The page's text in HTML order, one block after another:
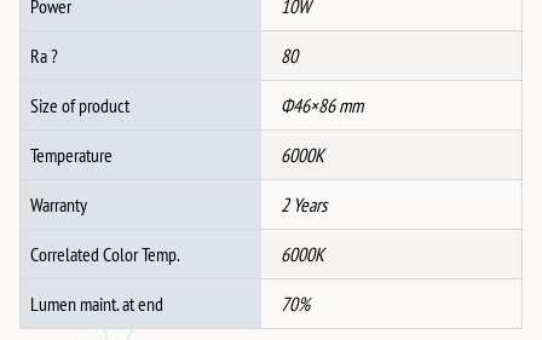
Power 10W
Ra ? 80
Size of product Ф46×86 mm
Temperature 6000K
Warranty 2 Years
Correlated Color Temp. 6000K
Lumen maint. at end 70%